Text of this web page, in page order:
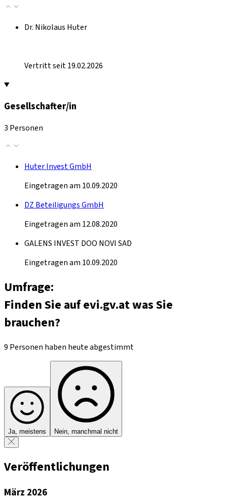
Dr. Nikolaus Huter
Vertritt seit 19.02.2026
Gesellschafter/in
3 Personen
Huter Invest GmbH
Eingetragen am 10.09.2020
DZ Beteiligungs GmbH
Eingetragen am 12.08.2020
GALENS INVEST DOO NOVI SAD
Eingetragen am 10.09.2020
Umfrage:
Finden Sie auf evi.gv.at was Sie
brauchen?
9 Personen haben heute abgestimmt
Ja, meistens Nein, manchmal nicht
Veröffentlichungen
März 2026